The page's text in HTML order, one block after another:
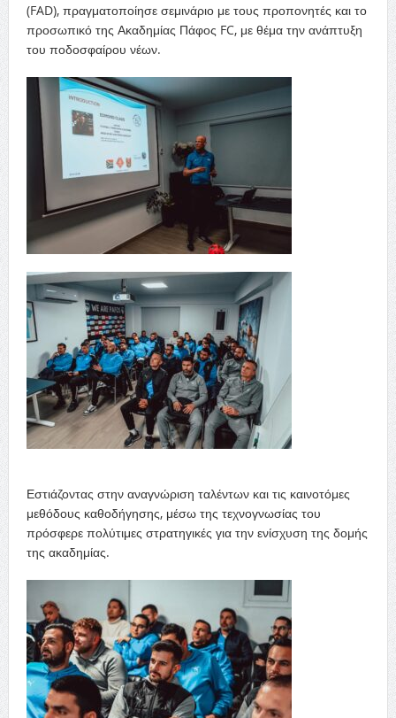
(FAD), πραγματοποίησε σεμινάριο με τους προπονητές και το
προσωπικό της Ακαδημίας Πάφος FC, με θέμα την ανάπτυξη
του ποδοσφαίρου νέων.
Εστιάζοντας στην αναγνώριση ταλέντων και τις καινοτόμες
μεθόδους καθοδήγησης, μέσω της τεχνογνωσίας του
πρόσφερε πολύτιμες στρατηγικές για την ενίσχυση της δομής
της ακαδημίας.